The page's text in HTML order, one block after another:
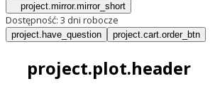
project.mirror.mirror_short
Dostępność: 3 dni robocze
project.have_question project.cart.order_btn
project.plot.header